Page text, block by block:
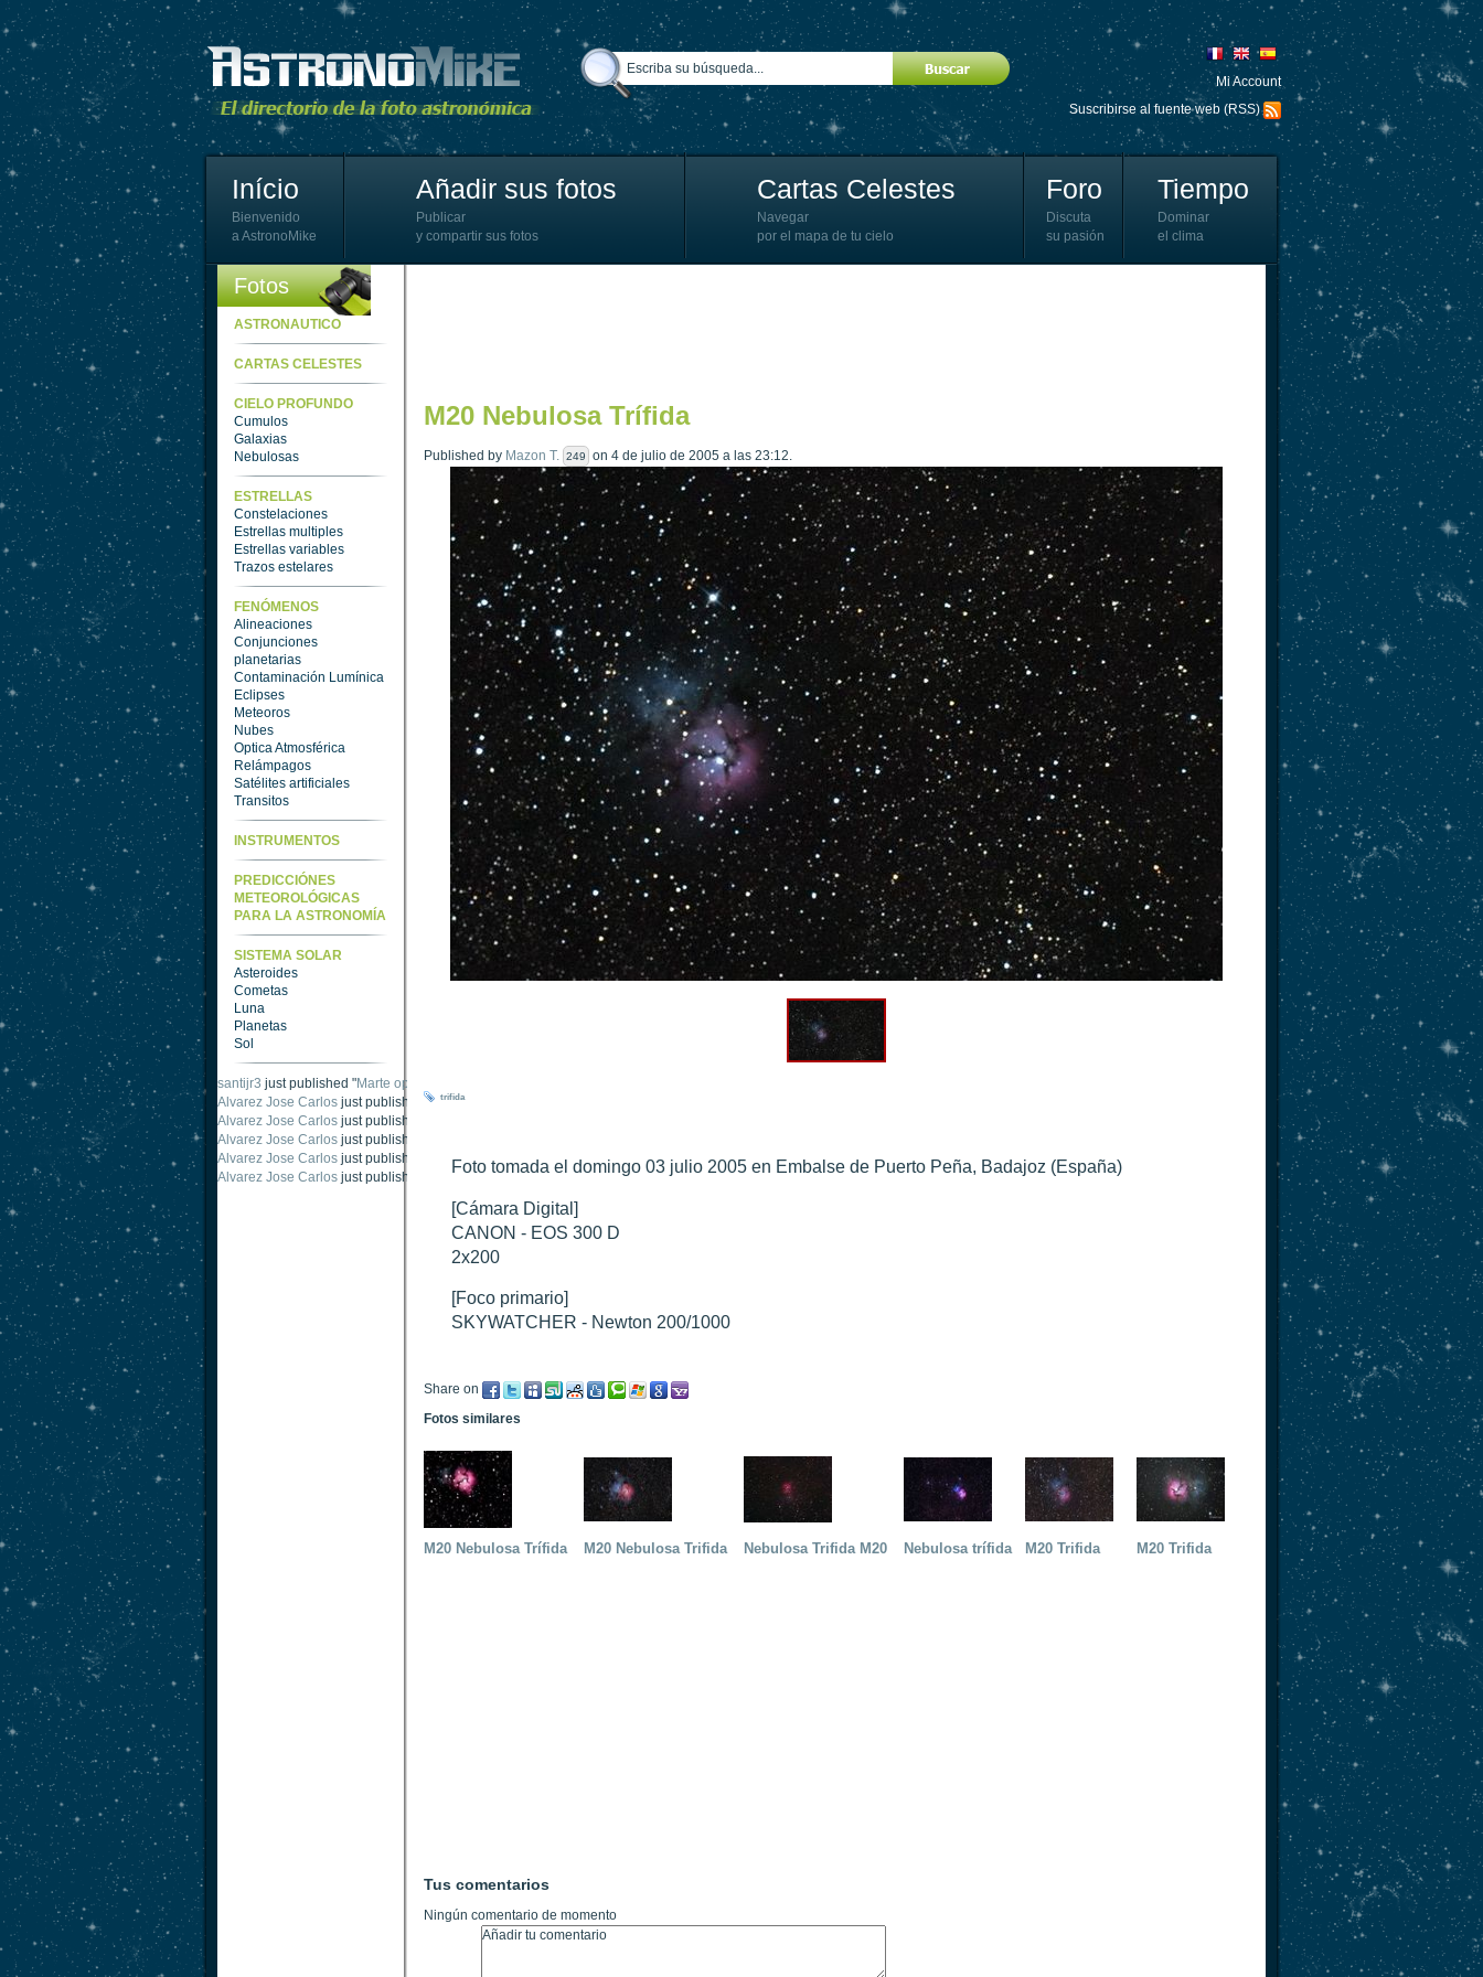
Mi Account
Suscribirse al fuente web (RSS)
Início
Bienvenido
a AstronoMike
Añadir sus fotos
Publicar
y compartir sus fotos
Cartas Celestes
Navegar
por el mapa de tu cielo
Foro
Discuta
su pasión
Tiempo
Dominar
el clima
Fotos
ASTRONAUTICO
CARTAS CELESTES
CIELO PROFUNDO
Cumulos
Galaxias
Nebulosas
ESTRELLAS
Constelaciones
Estrellas multiples
Estrellas variables
Trazos estelares
FENÓMENOS
Alineaciones
Conjunciones
planetarias
Contaminación Lumínica
Eclipses
Meteoros
Nubes
Optica Atmosférica
Relámpagos
Satélites artificiales
Transitos
INSTRUMENTOS
PREDICCIÓNES
METEOROLÓGICAS
PARA LA ASTRONOMÍA
SISTEMA SOLAR
Asteroides
Cometas
Luna
Planetas
Sol
santijr3 just published "Marte oposición 2020
Alvarez Jose Carlos just published "Saturno 20 noviembre 2003
Alvarez Jose Carlos just published "
Alvarez Jose Carlos just published "
Alvarez Jose Carlos just published " Oposición Marte 28 Octubre 2020
Alvarez Jose Carlos just published " Marte oposición octubre 2020 vs NASA ".
M20 Nebulosa Trífida
Published by Mazon T. 249 on 4 de julio de 2005 a las 23:12.
trifida
Foto tomada el domingo 03 julio 2005 en Embalse de Puerto Peña, Badajoz (España)
[Cámara Digital]
CANON - EOS 300 D
2x200
[Foco primario]
SKYWATCHER - Newton 200/1000
Share on
Fotos similares
M20 Nebulosa Trífida M20 Nebulosa Trifida Nebulosa Trifida M20 Nebulosa trífida M20 Trifida M20 Trifida
Tus comentarios
Ningún comentario de momento